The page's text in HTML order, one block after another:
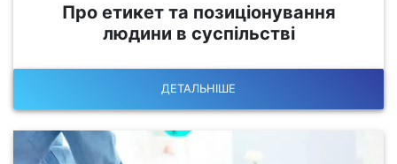
Про етикет та позиціонування
людини в суспільстві
ДЕТАЛЬНІШЕ